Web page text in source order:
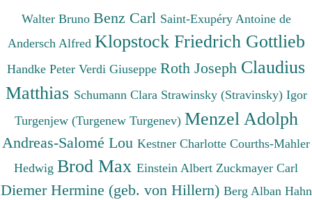
Walter Bruno Benz Carl Saint-Exupéry Antoine de
Andersch Alfred Klopstock Friedrich Gottlieb
Handke Peter Verdi Giuseppe Roth Joseph Claudius
Matthias Schumann Clara Strawinsky (Stravinsky) Igor
Turgenjew (Turgenew Turgenev) Menzel Adolph
Andreas-Salomé Lou Kestner Charlotte Courths-Mahler
Hedwig Brod Max Einstein Albert Zuckmayer Carl
Diemer Hermine (geb. von Hillern) Berg Alban Hahn